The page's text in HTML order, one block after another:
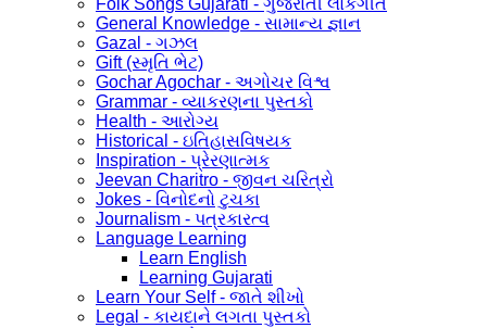
Folk Songs Gujarati - ગુજરાતી લોકગીત
General Knowledge - સામાન્ય જ્ઞાન
Gazal - ગઝલ
Gift (સ્મૃતિ ભેટ)
Gochar Agochar - અગોચર વિશ્વ
Grammar - વ્યાકરણના પુસ્તકો
Health - આરોગ્ય
Historical - ઇતિહાસવિષયક
Inspiration - પ્રેરણાત્મક
Jeevan Charitro - જીવન ચરિત્રો
Jokes - વિનોદનો ટુચકા
Journalism - પત્રકારત્વ
Language Learning
Learn English
Learning Gujarati
Learn Your Self - જાતે શીખો
Legal - કાયદાને લગતા પુસ્તકો